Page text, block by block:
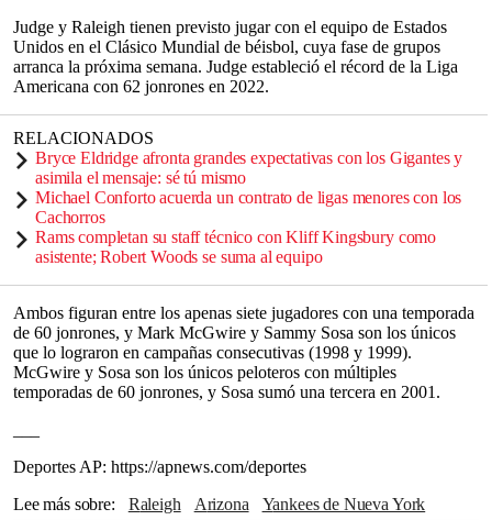
Judge y Raleigh tienen previsto jugar con el equipo de Estados
Unidos en el Clásico Mundial de béisbol, cuya fase de grupos
arranca la próxima semana. Judge estableció el récord de la Liga
Americana con 62 jonrones en 2022.
RELACIONADOS
Bryce Eldridge afronta grandes expectativas con los Gigantes y
asimila el mensaje: sé tú mismo
Michael Conforto acuerda un contrato de ligas menores con los
Cachorros
Rams completan su staff técnico con Kliff Kingsbury como
asistente; Robert Woods se suma al equipo
Ambos figuran entre los apenas siete jugadores con una temporada
de 60 jonrones, y Mark McGwire y Sammy Sosa son los únicos
que lo lograron en campañas consecutivas (1998 y 1999).
McGwire y Sosa son los únicos peloteros con múltiples
temporadas de 60 jonrones, y Sosa sumó una tercera en 2001.
Deportes AP: https://apnews.com/deportes
Lee más sobre
Raleigh Arizona
Yankees de Nueva York